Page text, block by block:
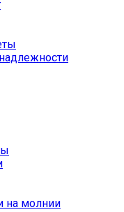
на молнии